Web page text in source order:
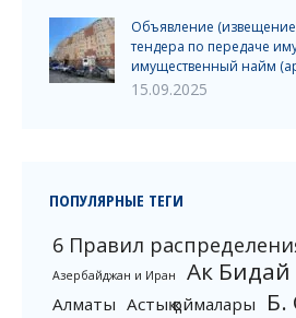
Объявление
тендера по передаче
имущественный найм
15.09.2025
ПОПУЛЯРНЫЕ ТЕГИ
6 Правил
Азербайджан и Иран Ак
Алматы Астық қоймалары Б.